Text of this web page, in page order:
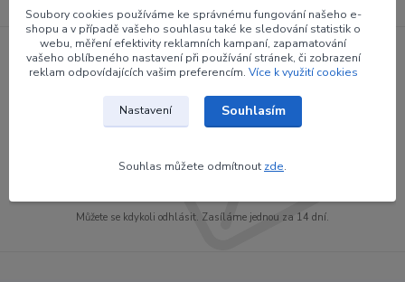
Nepropásněte novinky, akce a
slevy!
Můžete se kdykoli odhlásit. Zasíláme jednou za 14 dní.
Soubory cookies používáme ke správnému fungování našeho e-
shopu a v případě vašeho souhlasu také ke sledování statistik o
webu, měření efektivity reklamních kampaní, zapamatování
vašeho oblíbeného nastavení při používání stránek, či zobrazení
reklam odpovídajících vašim preferencím. Více k využití cookies
Nastavení Souhlasím
Souhlas můžete odmítnout zde.